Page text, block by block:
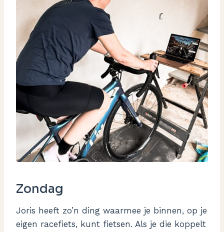
Zondag
Joris heeft zo’n ding waarmee je binnen, op je
eigen racefiets, kunt fietsen. Als je die koppelt